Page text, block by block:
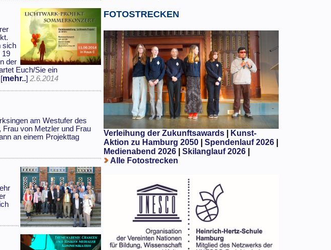
sich
19
der
Euch/Sie ein
mehr..]2.6.2014
am Westufer des
Frau von Metzler und Frau
an einem Projekttag
FOTOSTRECKEN
Verleihung der Zukunftsawards|
Kunst-
Aktion zu Hamburg 2050
Spendenlauf 2026|
Medienabend 2026| Skilanglauf 2026|
Alle Fotostrecken